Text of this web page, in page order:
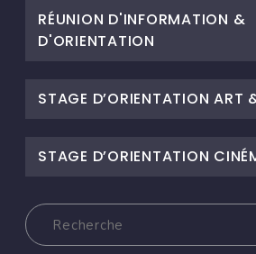
RÉUNION D'INFORMATION &
D'ORIENTATION
STAGE D’ORIENTATION ART
STAGE D’ORIENTATION